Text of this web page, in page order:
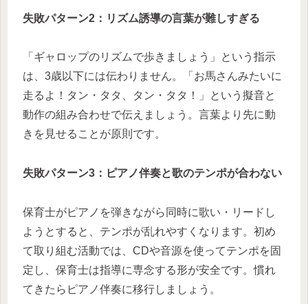
失敗パターン2：リズム誘導の言葉が難しすぎる
「ギャロップのリズムで歩きましょう」という指示
は、3歳以下には伝わりません。「お馬さんみたいに
走るよ！タン・タタ、タン・タタ！」という擬音と
動作の組み合わせで伝えましょう。言葉より先に動
きを見せることが原則です。
失敗パターン3：ピアノ伴奏と歌のテンポが合わない
保育士がピアノを弾きながら同時に歌い・リードし
ようとすると、テンポが乱れやすくなります。初め
て取り組む活動では、CDや音源を使ってテンポを固
定し、保育士は指導に専念する形が安全です。慣れ
てきたらピアノ伴奏に移行しましょう。